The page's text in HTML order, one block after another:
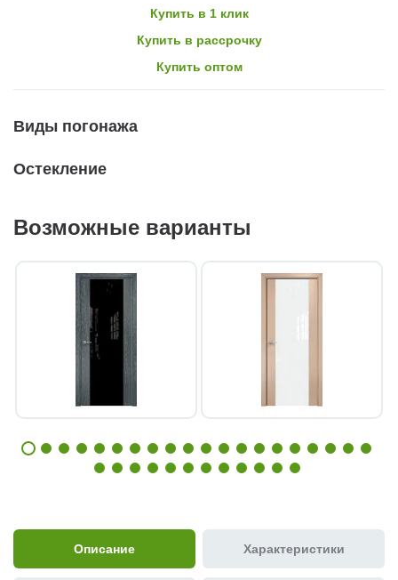
Купить в 1 клик
Купить в рассрочку
Купить оптом
Виды погонажа
Остекление
Возможные варианты
Описание Характеристики